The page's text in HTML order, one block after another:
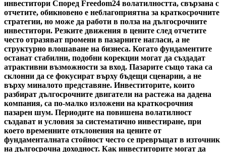
инвеститори Според Freedom24 волатилността, свързана с
отчетите, обикновено е неблагоприятна за краткосрочните
стратегии, но може да работи в полза на дългосрочните
инвеститори. Резките движения в цените след отчетите
често отразяват промени в пазарните нагласи, а не
структурно влошаване на бизнеса. Когато фундаментите
останат стабилни, подобни корекции могат да създадат
атрактивни възможности за вход. Пазарите също така са
склонни да се фокусират върху бъдещи сценарии, а не
върху миналото представяне. Инвеститорите, които
разбират дългосрочните двигатели на растежа на дадена
компания, са по-малко изложени на краткосрочния
пазарен шум. Периодите на повишена волатилност
създават и условия за систематично инвестиране, при
което временните отклонения на цените от
фундаменталната стойност често се превръщат в източник
на дългосрочна доходност. Как инвеститорите могат да